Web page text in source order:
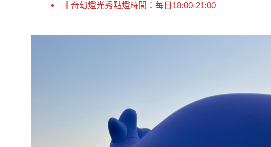
┃奇幻燈光秀點燈時間：每日18:00-21:00